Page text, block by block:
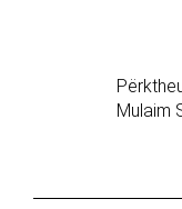
Mulaim